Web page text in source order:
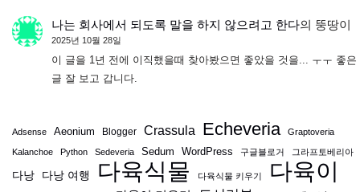
나는 회사에서 되도록 말을 하지 않으려고 한다의 뚱땅이
2025년 10월 28일
이 글을 1년 전에 이직했을때 찾아봤으면 좋았을 것을... ㅜㅜ 좋은
글 잘 보고 갑니다.
Adsense Aeonium Blogger Crassula Echeveria Graptoveria
Kalanchoe Python Sedeveria Sedum WordPress 구글블로거 그라프토베리아
다낭 다낭 여행 다육식물 다육식물 키우기 다육이